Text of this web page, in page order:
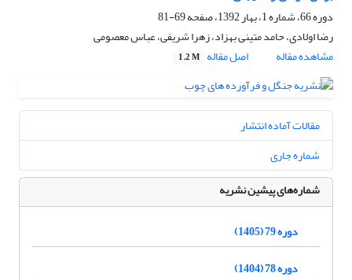
دوره 66، شماره 1، بهار 1392، صفحه
69-81
رضا اولادی، حامد متینی بهزاد، زهرا شریفی، عباس معصومی
مشاهده مقاله
اصل مقاله 1.2 M
مقالات آماده انتشار
شماره جاری
شماره‌های پیشین نشریه
دوره 79 (1405)
دوره 78 (1404)